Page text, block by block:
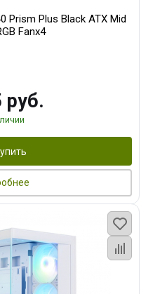
Prism Plus Black ATX Mid
Fanx4
руб.